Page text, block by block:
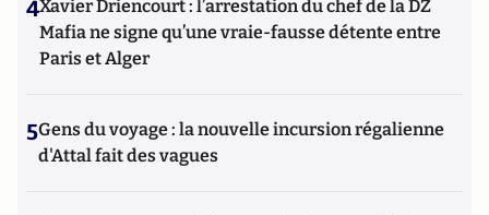
4Xavier Driencourt : l’arrestation du chef de la DZ
Mafia ne signe qu’une vraie-fausse détente entre
Paris et Alger
5Gens du voyage : la nouvelle incursion régalienne
d'Attal fait des vagues